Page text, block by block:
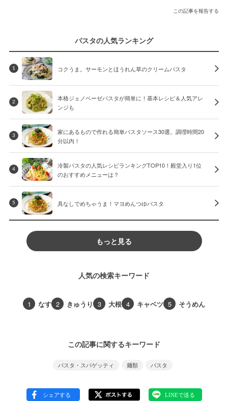
この記事を報告する
パスタの人気ランキング
1 コクうま。サーモンとほうれん草のクリームパスタ
2
本格ジェノベーゼパスタが簡単に！基本レシピ＆人気アレ
ンジも
3
家にあるもので作れる簡単パスタソース30選。調理時間20
分以内！
4
冷製パスタの人気レシピランキングTOP10！殿堂入り1位
のおすすめメニューは？
5 具なしでめちゃうま！マヨめんつゆパスタ
もっと見る
人気の検索キーワード
1 なす 2 きゅうり 3 大根 4 キャベツ 5 そうめん
この記事に関するキーワード
パスタ・スパゲッティ 麺類 パスタ